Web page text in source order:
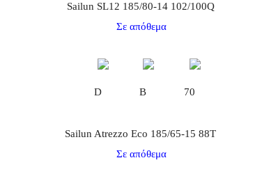
Sailun SL12 185/80-14 102/100Q
Σε απόθεμα
D B 70
Sailun Atrezzo Eco 185/65-15 88T
Σε απόθεμα